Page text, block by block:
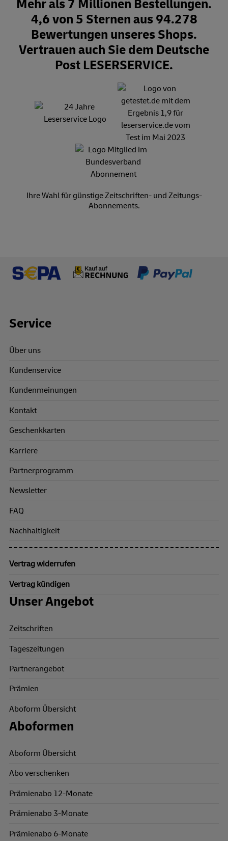
Mehr als 7 Millionen Bestellungen.
4,6 von 5 Sternen aus 94.278
Bewertungen unseres Shops.
Vertrauen auch Sie dem Deutsche
Post LESERSERVICE.
Ihre Wahl für günstige Zeitschriften- und Zeitungs-
Abonnements.
Footer Links
Service
Über uns
Kundenservice
Kundenmeinungen
Kontakt
Geschenkkarten
Karriere
Partnerprogramm
Newsletter
FAQ
Nachhaltigkeit
Vertrag widerrufen
Vertrag kündigen
Unser Angebot
Zeitschriften
Tageszeitungen
Partnerangebot
Prämien
Aboform Übersicht
Aboformen
Aboform Übersicht
Abo verschenken
Prämienabo 12-Monate
Prämienabo 3-Monate
Prämienabo 6-Monate